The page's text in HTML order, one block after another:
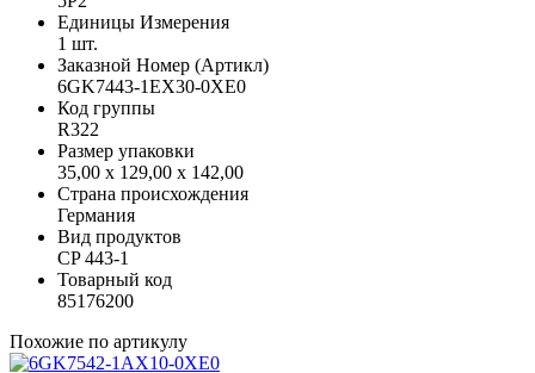
Единицы Измерения
1 шт.
Заказной Номер (Артикл)
6GK7443-1EX30-0XE0
Код группы
R322
Размер упаковки
35,00 x 129,00 x 142,00
Страна происхождения
Германия
Вид продуктов
CP 443-1
Товарный код
85176200
Похожие по артикулу